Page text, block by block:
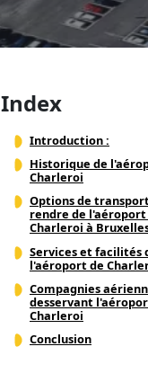
Index
Introduction :
Historique de
Charleroi
Options de
rendre de l'aéroport
Charleroi à
Services et facilités
l'aéroport de
Compagnies
desservant
Charleroi
Conclusion